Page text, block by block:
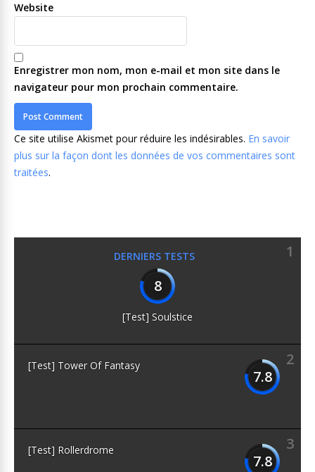
Website
Enregistrer mon nom, mon e-mail et mon site dans le
navigateur pour mon prochain commentaire.
Ce site utilise Akismet pour réduire les indésirables. En savoir
plus sur la façon dont les données de vos commentaires sont
traitées.
DERNIERS TESTS
1
8
[Test] Soulstice
2
7.8
[Test] Tower Of Fantasy
3
7.8
[Test] Rollerdrome